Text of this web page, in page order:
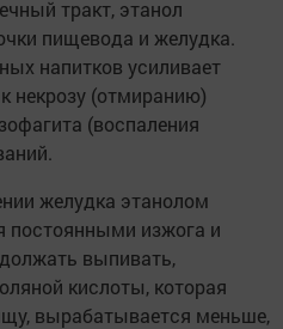
тракт, этанол
пищевода и желудка.
напитков усиливает
некрозу (отмиранию)
(воспаления
желудка этанолом
постоянными изжога и
выпивать,
кислоты, которая
вырабатывается меньше,